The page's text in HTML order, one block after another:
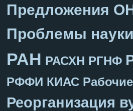
Предложения
Проблемы науки
РАН РАСХН РГНФ
РФФИ КИАС
Реорганизация